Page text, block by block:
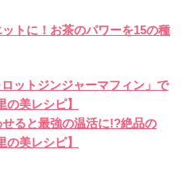
トに！お茶のパワーを15の種
ットジンジャーマフィン」で
美レシピ】
ると最強の温活に!?絶品の
の美レシピ】